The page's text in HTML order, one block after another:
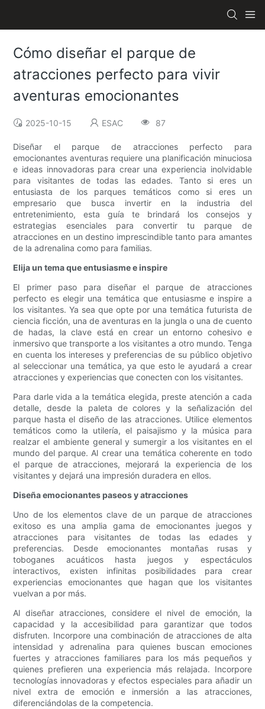
Cómo diseñar el parque de
atracciones perfecto para vivir
aventuras emocionantes
2025-10-15 ESAC 87
Diseñar el parque de atracciones perfecto para
emocionantes aventuras requiere una planificación minuciosa
e ideas innovadoras para crear una experiencia inolvidable
para visitantes de todas las edades. Tanto si eres un
entusiasta de los parques temáticos como si eres un
empresario que busca invertir en la industria del
entretenimiento, esta guía te brindará los consejos y
estrategias esenciales para convertir tu parque de
atracciones en un destino imprescindible tanto para amantes
de la adrenalina como para familias.
Elija un tema que entusiasme e inspire
El primer paso para diseñar el parque de atracciones
perfecto es elegir una temática que entusiasme e inspire a
los visitantes. Ya sea que opte por una temática futurista de
ciencia ficción, una de aventuras en la jungla o una de cuento
de hadas, la clave está en crear un entorno cohesivo e
inmersivo que transporte a los visitantes a otro mundo. Tenga
en cuenta los intereses y preferencias de su público objetivo
al seleccionar una temática, ya que esto le ayudará a crear
atracciones y experiencias que conecten con los visitantes.
Para darle vida a la temática elegida, preste atención a cada
detalle, desde la paleta de colores y la señalización del
parque hasta el diseño de las atracciones. Utilice elementos
temáticos como la utilería, el paisajismo y la música para
realzar el ambiente general y sumergir a los visitantes en el
mundo del parque. Al crear una temática coherente en todo
el parque de atracciones, mejorará la experiencia de los
visitantes y dejará una impresión duradera en ellos.
Diseña emocionantes paseos y atracciones
Uno de los elementos clave de un parque de atracciones
exitoso es una amplia gama de emocionantes juegos y
atracciones para visitantes de todas las edades y
preferencias. Desde emocionantes montañas rusas y
toboganes acuáticos hasta juegos y espectáculos
interactivos, existen infinitas posibilidades para crear
experiencias emocionantes que hagan que los visitantes
vuelvan a por más.
Al diseñar atracciones, considere el nivel de emoción, la
capacidad y la accesibilidad para garantizar que todos
disfruten. Incorpore una combinación de atracciones de alta
intensidad y adrenalina para quienes buscan emociones
fuertes y atracciones familiares para los más pequeños y
quienes prefieren una experiencia más relajada. Incorpore
tecnologías innovadoras y efectos especiales para añadir un
nivel extra de emoción e inmersión a las atracciones,
diferenciándolas de la competencia.